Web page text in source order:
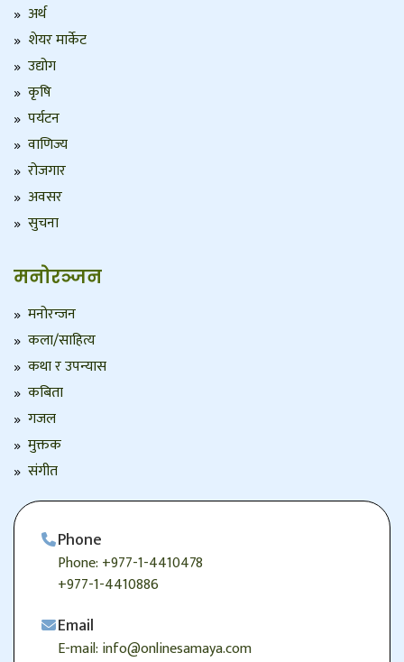
अर्थ
शेयर मार्केट
उद्योग
कृषि
पर्यटन
वाणिज्य
रोजगार
अवसर
सुचना
मनोरञ्जन
मनोरन्जन
कला/साहित्य
कथा र उपन्यास
कबिता
गजल
मुक्तक
संगीत
Phone
Phone: +977-1-4410478
+977-1-4410886
Email
E-mail: info@onlinesamaya.com